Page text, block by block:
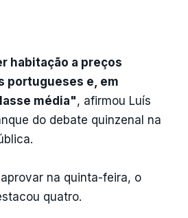
habitação a preços
portugueses e, em
média", afirmou Luís
do debate quinzenal na
na quinta-feira, o
quatro.